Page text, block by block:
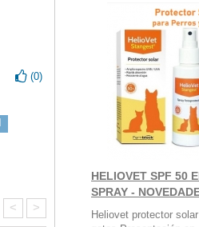
(0)
< >
HELIOVET SPF 50
SPRAY -
Heliovet protector